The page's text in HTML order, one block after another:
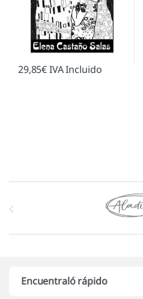
29,85€IVA Incluido
Marcas De Carrusel
Encuentraló rápido